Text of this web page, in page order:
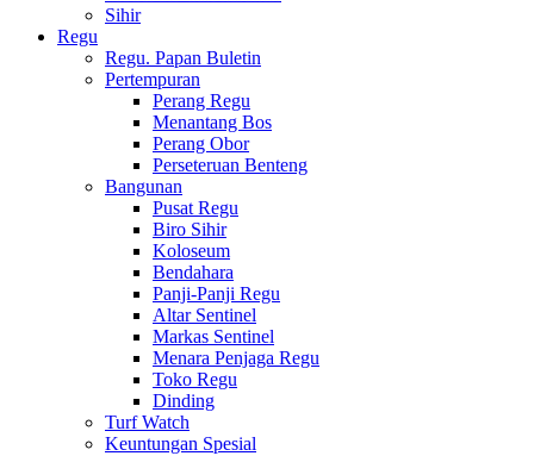
Sihir
Regu
Regu. Papan Buletin
Pertempuran
Perang Regu
Menantang Bos
Perang Obor
Perseteruan Benteng
Bangunan
Pusat Regu
Biro Sihir
Koloseum
Bendahara
Panji-Panji Regu
Altar Sentinel
Markas Sentinel
Menara Penjaga Regu
Toko Regu
Dinding
Turf Watch
Keuntungan Spesial